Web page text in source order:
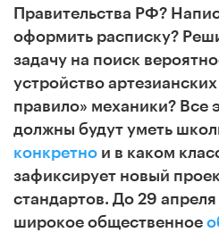
Правительства РФ?
оформить расписку?
задачу на поиск
устройство
правило» механики? Все
должны будут уметь
конкретно и в каком
зафиксирует новый
стандартов. До 29
широкое общественное